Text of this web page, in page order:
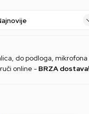
do podloga,
online - BRZA dostava!